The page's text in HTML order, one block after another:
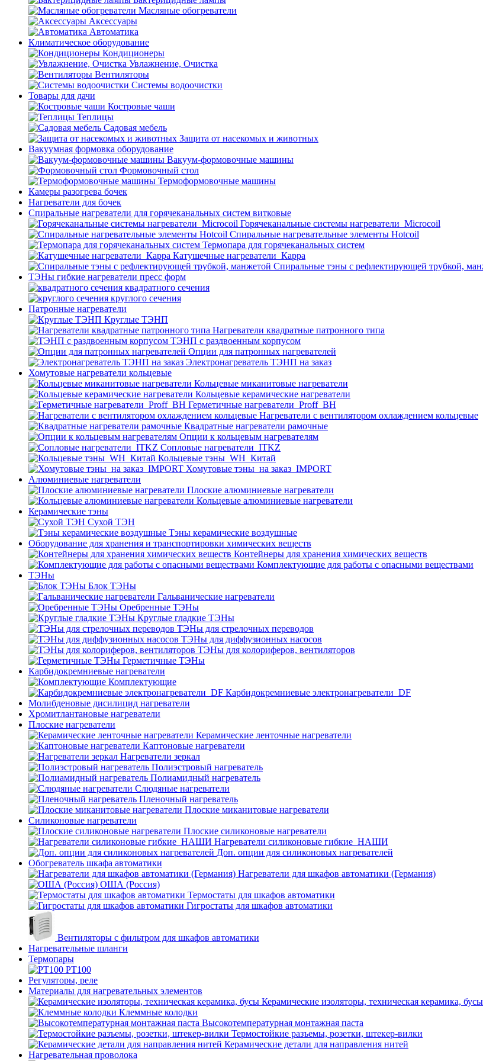
Масляные обогреватели
Аксессуары
Автоматика
Климатическое оборудование
Кондиционеры
Увлажнение, Очистка
Вентиляторы
Системы водоочистки
Товары для дачи
Костровые чаши
Теплицы
Садовая мебель
Защита от насекомых и животных
Вакуумная формовка оборудование
Вакуум-формовочные машины
Формовочный стол
Термоформовочные машины
Камеры разогрева бочек
Нагреватели для бочек
Спиральные нагреватели для горячеканальных систем витковые
Горячеканальные системы нагреватели_Microcoil
Спиральные нагревательные элементы Hotcoil
Термопара для горячеканальных систем
Катушечные нагреватели_Карра
Спиральные тэны с рефлектирующей трубкой,
ТЭНы гибкие нагреватели пресс форм
квадратного сечения
круглого сечения
Патронные нагреватели
Круглые ТЭНП
Нагреватели квадратные патронного типа
ТЭНП с раздвоенным корпусом
Опции для патронных нагревателей
Электронагреватель ТЭНП на заказ
Хомутовые нагреватели кольцевые
Кольцевые миканитовые нагреватели
Кольцевые керамические нагреватели
Герметичные нагреватели_Proff_BH
Нагреватели с вентилятором охлаждением кольцевые
Квадратные нагреватели рамочные
Опции к кольцевым нагревателям
Cопловые нагреватели_ITKZ
Кольцевые тэны_WH_Китай
Хомутовые тэны_на заказ_IMPORT
Алюминиевые нагреватели
Плоские алюминиевые нагреватели
Кольцевые алюминиевые нагреватели
Керамические тэны
Сухой ТЭН
Тэны керамические воздушные
Оборудование для хранения и транспортировки химических веществ
Контейнеры для хранения химических веществ
Комплектующие для работы с опасными веществами
ТЭНы
Блок ТЭНы
Гальванические нагреватели
Оребренные ТЭНы
Круглые гладкие ТЭНы
ТЭНы для стрелочных переводов
ТЭНы для диффузионных насосов
ТЭНы для колориферов, вентиляторов
Герметичные ТЭНы
Карбидокремниевые нагреватели
Комплектующие
Карбидокремниевые электронагреватели_DF
Молибденовые дисилицид нагреватели
Хромитлантановые нагреватели
Плоские нагреватели
Керамические ленточные нагреватели
Каптоновые нагреватели
Нагреватели зеркал
Полиэстровый нагреватель
Полиамидный нагреватель
Слюдяные нагреватели
Пленочный нагреватель
Плоские миканитовые нагреватели
Силиконовые нагреватели
Плоские силиконовые нагреватели
Нагреватели силиконовые гибкие_НАШИ
Доп. опции для силиконовых нагревателей
Обогреватель шкафа автоматики
Нагреватели для шкафов автоматики (Германия)
ОША (Россия)
Термостаты для шкафов автоматики
Гигростаты для шкафов автоматики
Вентиляторы с фильтром для шкафов автоматики
Нагревательные шланги
Термопары
PT100
Регуляторы, реле
Материалы для нагревательных элементов
Керамические изоляторы, техническая керамика, бусы
Клеммные колодки
Высокотемпературная монтажная паста
Термостойкие разъемы, розетки, штекер-вилки
Керамические детали для направления нитей
Нагревательная проволока